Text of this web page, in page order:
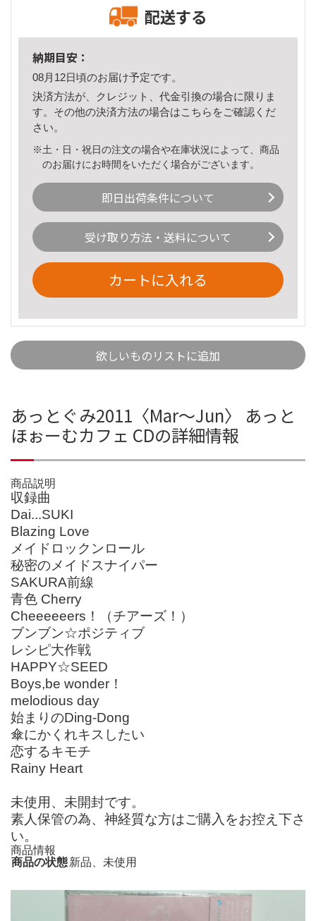
配送する
納期目安：
08月12日頃のお届け予定です。
決済方法が、クレジット、代金引換の場合に限りま
す。その他の決済方法の場合はこちら をご確認くだ
さい。
※土・日・祝日の注文の場合や在庫状況によって、商品
のお届けにお時間をいただく場合がございます。
即日出荷条件について
受け取り方法・送料について
カートに入れる
欲しいものリストに追加
あっとぐみ2011〈Mar～Jun〉 あっと
ほぉーむカフェ CDの詳細情報
商品説明
収録曲
Dai...SUKI
Blazing Love
メイドロックンロール
秘密のメイドスナイパー
SAKURA前線
青色 Cherry
Cheeeeeers！（チアーズ！）
ブンブン☆ポジティブ
レシピ大作戦
HAPPY☆SEED
Boys,be wonder！
melodious day
始まりのDing-Dong
傘にかくれキスしたい
恋するキモチ
Rainy Heart
未使用、未開封です。
素人保管の為、神経質な方はご購入をお控え下さ
い。
商品情報
商品の状態新品、未使用